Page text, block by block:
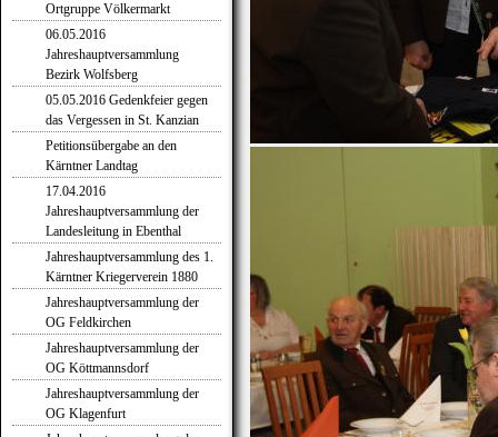
Ortgruppe Völkermarkt
06.05.2016
Jahreshauptversammlung
Bezirk Wolfsberg
05.05.2016 Gedenkfeier gegen
das Vergessen in St. Kanzian
Petitionsübergabe an den
Kärntner Landtag
17.04.2016
Jahreshauptversammlung der
Landesleitung in Ebenthal
Jahreshauptversammlung des 1.
Kärntner Kriegerverein 1880
Jahreshauptversammlung der
OG Feldkirchen
Jahreshauptversammlung der
OG Köttmannsdorf
Jahreshauptversammlung der
OG Klagenfurt